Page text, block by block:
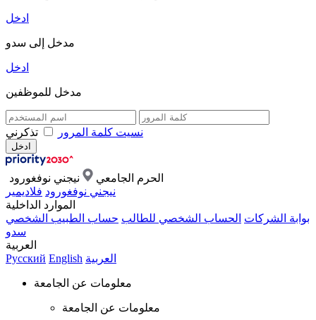
ادخل
مدخل إلى سدو
ادخل
مدخل للموظفين
نسيت كلمة المرور تذكرني
الحرم الجامعي
نيجني نوفغورود
نيجني نوفغورود فلاديمير
الموارد الداخلية
بوابة الشركات الحساب الشخصي للطالب حساب الطبيب الشخصي
سدو
العربية
Русский English العربية
معلومات عن الجامعة
معلومات عن الجامعة